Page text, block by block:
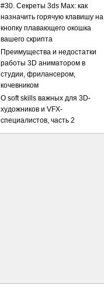
#30. Секреты 3ds Max: как
назначить горячую клавишу на
кнопку плавающего окошка
вашего скрипта
Преимущества и недостатки
работы 3D аниматором в
студии, фрилансером,
кочевником
О soft skills важных для 3D-
художников и VFX-
специалистов, часть 2